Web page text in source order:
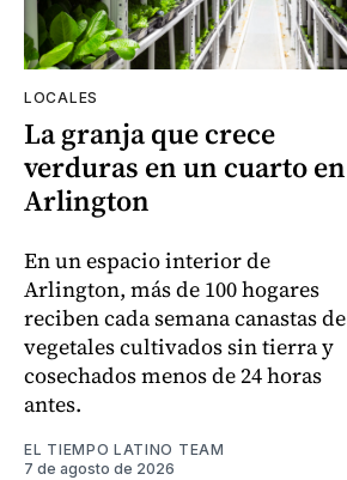
LOCALES
La granja que crece
verduras en un cuarto en
Arlington
En un espacio interior de
Arlington, más de 100 hogares
reciben cada semana canastas de
vegetales cultivados sin tierra y
cosechados menos de 24 horas
antes.
EL TIEMPO LATINO TEAM
7 de agosto de 2026